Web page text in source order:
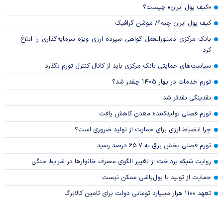
«کیف پول ایران» چیست؟
کیف پول ایران چیه؟/ موشن گرافیک
بانک مرکزی دستورالعمل گواهی سپرده ارزی ویژه سرمایه‌گذاری را ابلاغ
کرد
سیاست‌های حمایتی بانک مرکزی باید از کانال کنترل تورم بگذرد
تورم خدمات در بهار ۱۴۰۵ چقدر شد؟
نقدینگی نقدتر شد
تورم فصلی تولیدکننده معدن کاهش یافت
چرا انضباط ارزی برای حمایت از تولید ضروری است؟
تورم فصلی بخش برق به ۶۵.۷ درصد رسید
روایت شبکه پرداخت از تغییر الگوی مصرف خانوار‌ها در شرایط جنگی
حمایت از تولید با پول‌پاشی ممکن نیست
تعهد ۱۱۰۰ هزار میلیارد تومانی دولت برای تامین کالابرگ